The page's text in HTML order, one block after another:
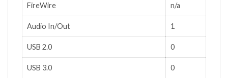
FireWire n/a
Audio In/Out 1
USB 2.0 0
USB 3.0 0